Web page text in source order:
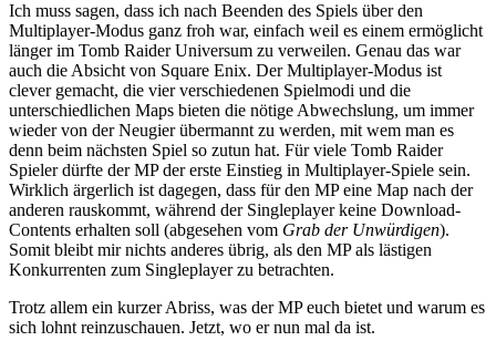
Ich muss sagen, dass ich nach Beenden des Spiels über den
Multiplayer-Modus ganz froh war, einfach weil es einem ermöglicht
länger im Tomb Raider Universum zu verweilen. Genau das war
auch die Absicht von Square Enix. Der Multiplayer-Modus ist
clever gemacht, die vier verschiedenen Spielmodi und die
unterschiedlichen Maps bieten die nötige Abwechslung, um immer
wieder von der Neugier übermannt zu werden, mit wem man es
denn beim nächsten Spiel so zutun hat. Für viele Tomb Raider
Spieler dürfte der MP der erste Einstieg in Multiplayer-Spiele sein.
Wirklich ärgerlich ist dagegen, dass für den MP eine Map nach der
anderen rauskommt, während der Singleplayer keine Download-
Contents erhalten soll (abgesehen vom Grab der Unwürdigen).
Somit bleibt mir nichts anderes übrig, als den MP als lästigen
Konkurrenten zum Singleplayer zu betrachten.
Trotz allem ein kurzer Abriss, was der MP euch bietet und warum es
sich lohnt reinzuschauen. Jetzt, wo er nun mal da ist.